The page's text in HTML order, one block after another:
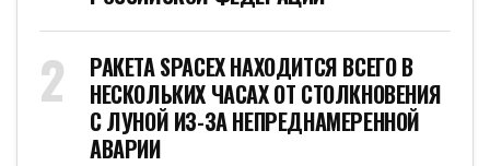
РАКЕТА SPACEX НАХОДИТСЯ ВСЕГО В
НЕСКОЛЬКИХ ЧАСАХ ОТ СТОЛКНОВЕНИЯ
С ЛУНОЙ ИЗ-ЗА НЕПРЕДНАМЕРЕННОЙ
АВАРИИ